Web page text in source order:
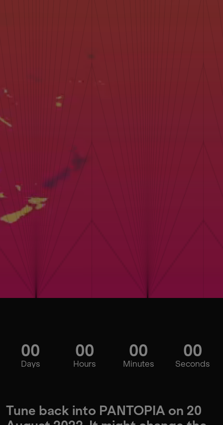
00
Days
00
Hours
00
Minutes
00
Seconds
Tune back into PANTOPIA on 20